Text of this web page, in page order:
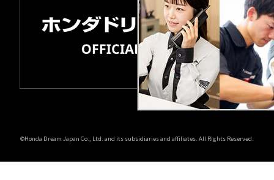
©Honda Dream Japan Co., Ltd. and its subsidiaries and affiliates. All Rights Reserved.